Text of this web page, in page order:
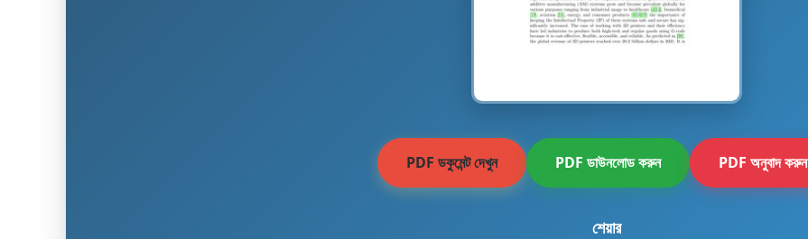
PDF ডকুমেন্ট দেখুন PDF ডাউনলোড করুন PDF অনুবাদ করুন
শেয়ার